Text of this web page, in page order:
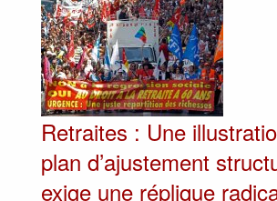
Retraites : Une
plan d’ajustement
exige une réplique